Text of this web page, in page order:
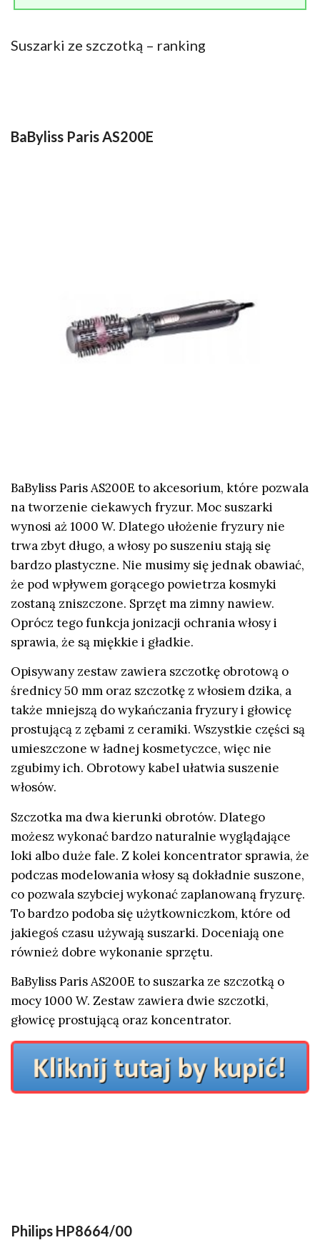
Suszarki ze szczotką – ranking
BaByliss Paris AS200E
BaByliss Paris AS200E to akcesorium, które pozwala
na tworzenie ciekawych fryzur. Moc suszarki
wynosi aż 1000 W. Dlatego ułożenie fryzury nie
trwa zbyt długo, a włosy po suszeniu stają się
bardzo plastyczne. Nie musimy się jednak obawiać,
że pod wpływem gorącego powietrza kosmyki
zostaną zniszczone. Sprzęt ma zimny nawiew.
Oprócz tego funkcja jonizacji ochrania włosy i
sprawia, że są miękkie i gładkie.
Opisywany zestaw zawiera szczotkę obrotową o
średnicy 50 mm oraz szczotkę z włosiem dzika, a
także mniejszą do wykańczania fryzury i głowicę
prostującą z zębami z ceramiki. Wszystkie części są
umieszczone w ładnej kosmetyczce, więc nie
zgubimy ich. Obrotowy kabel ułatwia suszenie
włosów.
Szczotka ma dwa kierunki obrotów. Dlatego
możesz wykonać bardzo naturalnie wyglądające
loki albo duże fale. Z kolei koncentrator sprawia, że
podczas modelowania włosy są dokładnie suszone,
co pozwala szybciej wykonać zaplanowaną fryzurę.
To bardzo podoba się użytkowniczkom, które od
jakiegoś czasu używają suszarki. Doceniają one
również dobre wykonanie sprzętu.
BaByliss Paris AS200E to suszarka ze szczotką o
mocy 1000 W. Zestaw zawiera dwie szczotki,
głowicę prostującą oraz koncentrator.
Philips HP8664/00